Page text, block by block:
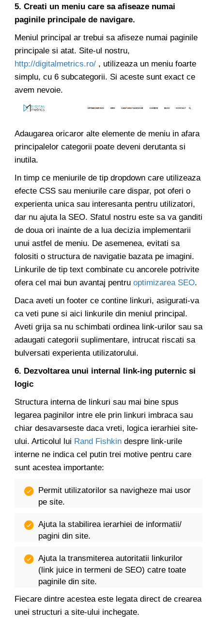
5. Creati un meniu care sa afiseaze numai
paginile principale de navigare.
Meniul principal ar trebui sa afiseze numai paginile
principale si atat. Site-ul nostru,
http://digitalmetrics.ro/ , utilizeaza un meniu foarte
simplu, cu 6 subcategorii. Si aceste sunt exact ce
avem nevoie.
Adaugarea oricaror alte elemente de meniu in afara
principalelor categorii poate deveni derutanta si
inutila.
In timp ce meniurile de tip dropdown care utilizeaza
efecte CSS sau meniurile care dispar, pot oferi o
experienta unica sau interesanta pentru utilizatori,
dar nu ajuta la SEO. Sfatul nostru este sa va ganditi
de doua ori inainte de a lua decizia implementarii
unui astfel de meniu. De asemenea, evitati sa
folositi o structura de navigatie bazata pe imagini.
Linkurile de tip text combinate cu ancorele potrivite
ofera cel mai bun avantaj pentru optimizarea SEO.
Daca aveti un footer ce contine linkuri, asigurati-va
ca veti pune si aici linkurile din meniul principal.
Aveti grija sa nu schimbati ordinea link-urilor sau sa
adaugati categorii suplimentare, intrucat riscati sa
bulversati experienta utilizatorului.
6. Dezvoltarea unui internal link-ing puternic si
logic
Structura interna de linkuri sau mai bine spus
legarea paginilor intre ele prin linkuri imbraca sau
chiar desavarseste daca vreti, logica ierarhiei site-
ului. Articolul lui Rand Fishkin despre link-urile
interne ne indica cel putin trei motive pentru care
sunt acestea importante:
Permit utilizatorilor sa navigheze mai usor
pe site.
Ajuta la stabilirea ierarhiei de informatii/
pagini din site.
Ajuta la transmiterea autoritatii linkurilor
(link juice in termeni de SEO) catre toate
paginile din site.
Fiecare dintre acestea este legata direct de crearea
unei structuri a site-ului inchegate.